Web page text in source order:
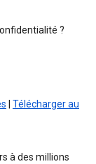
?
Télécharger au
à des millions